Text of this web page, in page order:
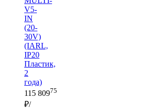
V5-
IN
(20-
30V)
(IARL,
IP20
Пластик,
2
года)
115 80975
₽/